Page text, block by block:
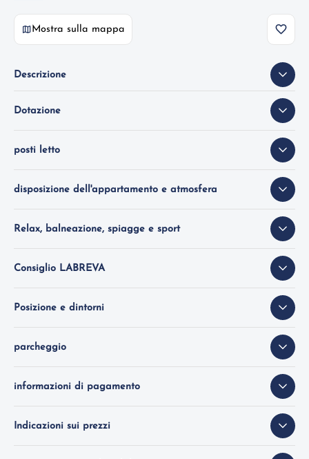
Mostra sulla mappa
Descrizione
Dotazione
posti letto
disposizione dell'appartamento e atmosfera
Relax, balneazione, spiagge e sport
Consiglio LABREVA
Posizione e dintorni
parcheggio
informazioni di pagamento
Indicazioni sui prezzi